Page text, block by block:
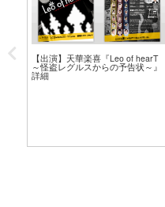
【出演】天華楽喜『Leo of hearT
～怪盗レグルスからの予告状～』
詳細